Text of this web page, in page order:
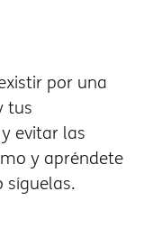
por una
tus
evitar las
y apréndete
síguelas.